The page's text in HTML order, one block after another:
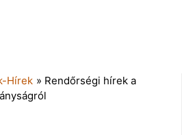
Hírek » Rendőrségi hírek a